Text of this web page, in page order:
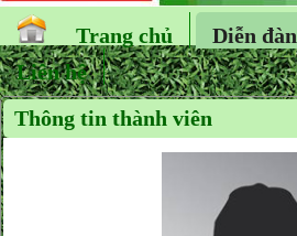
Trang chủ Diễn đàn
Liên hệ
Thông tin thành viên